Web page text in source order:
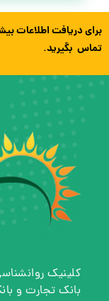
برای دریافت اطلاعات
تماس بگیرید.
کلینیک
بانک تجارت و